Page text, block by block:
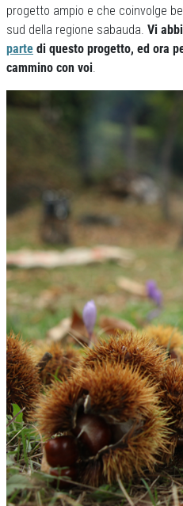
progetto ampio e che coinvolge
sud della regione sabauda. Vi
parte di questo progetto, ed ora
cammino con voi.